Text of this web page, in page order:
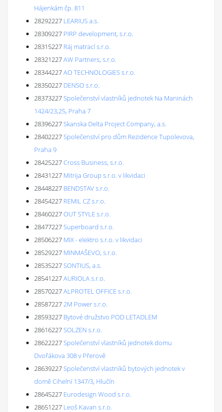
Hájenkám čp. 811
28292227 LEARIUS a.s.
28309227 PIRP development, s.r.o.
28315227 Ráj matrací s.r.o.
28321227AW Partners, s.r.o.
28344227AO TECHNOLOGIES s.r.o.
28350227 DENSO s.r.o.
28373227Společenství vlastníků jednotek Na Maninách
1424/23,25, Praha 7
28396227Skanska Delta Project Company, a.s.
28402227Společenství pro dům Rezidence Tupolevova,
Praha 9
28425227Cross Business, s.r.o.
28431227 Mitrija Group s.r.o. v likvidaci
28448227 BENDSTAV s.r.o.
28454227 REMIL CZ s.r.o.
28460227OUT STYLE s.r.o.
28477227Superboard s.r.o.
28506227 MIX - elektro s.r.o. v likvidaci
28529227 MINMAŠEVO, s.r.o.
28535227SONTIUS, a.s.
28541227AURIOLA s.r.o.
28570227ALPROTEL OFFICE s.r.o.
285872272M Power s.r.o.
28593227 Bytové družstvo POD LETADLEM
28616227SOLZEN s.r.o.
28622227Společenství vlastníků jednotek domu
Dvořákova 308 v Přerově
28639227Společenství vlastníků bytových jednotek v
domě Cihelní 1347/3, Hlučín
28645227 Eurodesign Wood s.r.o.
28651227 Leoš Kavan s.r.o.